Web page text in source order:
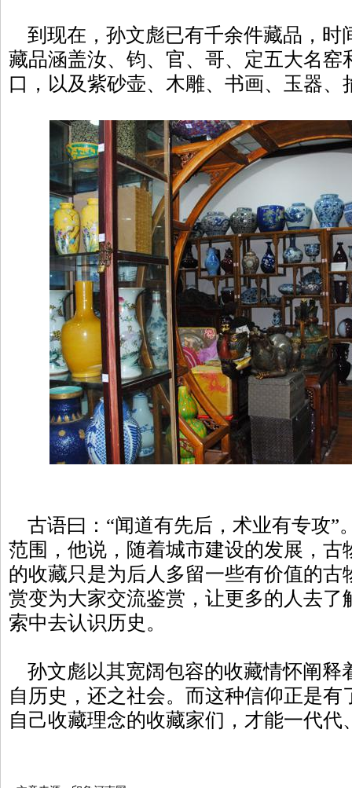
到现在，孙文彪已有千余件藏品，时
藏品涵盖汝、钧、官、哥、定五大名窑
口，以及紫砂壶、木雕、书画、玉器、
古语曰：“闻道有先后，术业有专攻”
范围，他说，随着城市建设的发展，古
的收藏只是为后人多留一些有价值的古
赏变为大家交流鉴赏，让更多的人去了
索中去认识历史。
孙文彪以其宽阔包容的收藏情怀阐释
自历史，还之社会。而这种信仰正是
自己收藏理念的收藏家们，才能一代代